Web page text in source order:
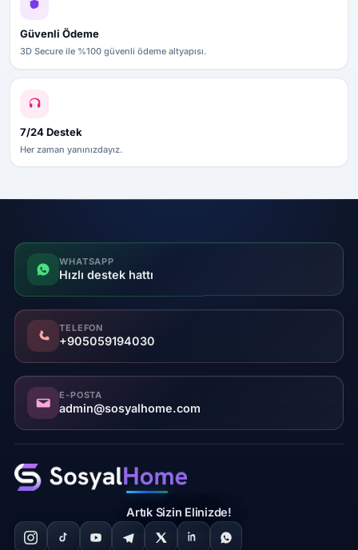
Güvenli Ödeme
3D Secure ile %100 güvenli ödeme altyapısı.
7/24 Destek
Her zaman yanınızdayız.
WHATSAPP
Hızlı destek hattı
TELEFON
+905059194030
E-POSTA
admin@sosyalhome.com
Artık Sizin Elinizde!